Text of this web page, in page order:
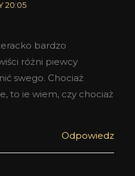
20:05
bardzo
różni piewcy
swego. Chociaż
to ie wiem, czy chociaż
Odpowiedz